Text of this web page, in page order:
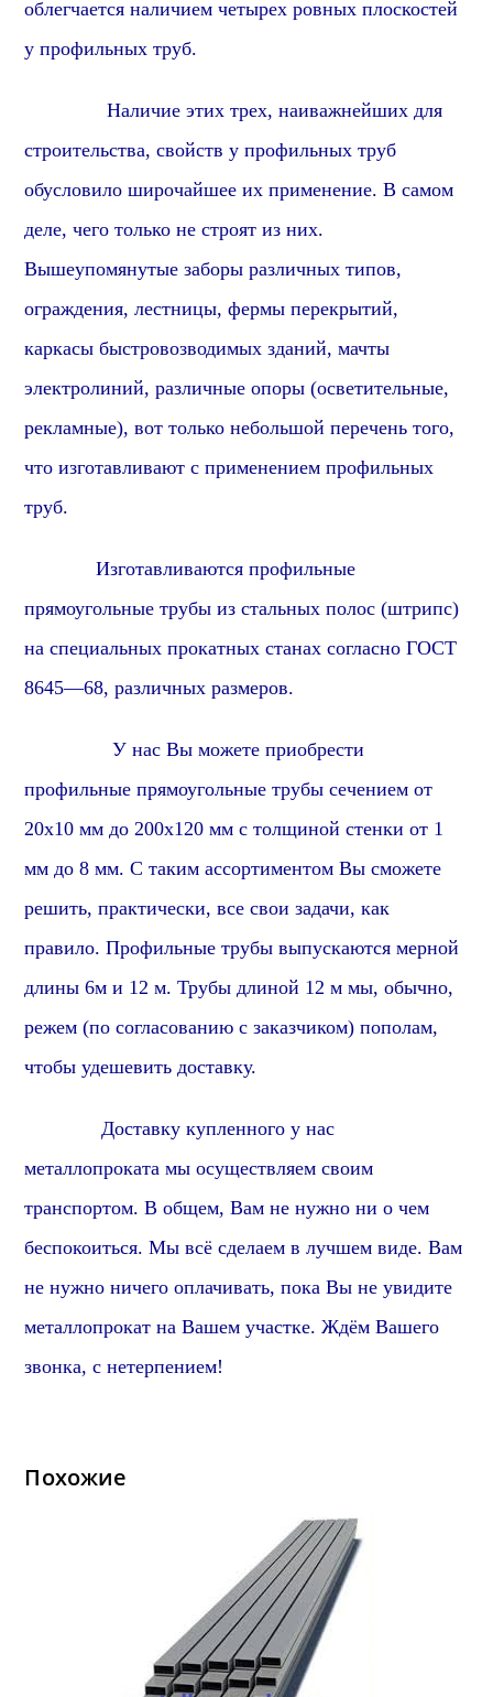
облегчается наличием четырех ровных плоскостей
упрофильных труб.
Наличие этих трех, наиважнейших для
строительства, свойств у профильных труб
обусловило широчайшее их применение. В самом
деле, чего только не строят из них.
Вышеупомянутые заборы различных типов,
ограждения, лестницы, фермы перекрытий,
каркасы быстровозводимых зданий, мачты
электролиний, различные опоры (осветительные,
рекламные), вот только небольшой перечень того,
что изготавливают с применением профильных
труб.
Изготавливаютсяпрофильные
прямоугольныетрубы из стальных полос (штрипс)
на специальных прокатных станах согласно ГОСТ
8645—68, различных размеров.
У нас Вы можете приобрести
профильныепрямоугольные трубы сечением от
20х10 мм до 200х120 мм с толщиной стенки от 1
мм до 8 мм. С таким ассортиментом Вы сможете
решить, практически, все свои задачи, как
правило. Профильные трубы выпускаются мерной
длины 6м и 12 м. Трубы длиной 12 м мы, обычно,
режем (по согласованию с заказчиком) пополам,
чтобы удешевить доставку.
Доставку купленного у нас
металлопроката мы осуществляем своим
транспортом. В общем, Вам не нужно ни о чем
беспокоиться. Мы всё сделаем в лучшем виде. Вам
не нужно ничего оплачивать, пока Вы не увидите
металлопрокат на Вашем участке. Ждём Вашего
звонка, с нетерпением!
Похожие